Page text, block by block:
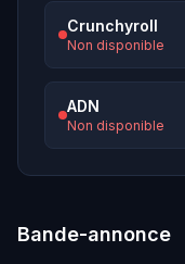
Crunchyroll
Non disponible
ADN
Non disponible
Bande-annonce